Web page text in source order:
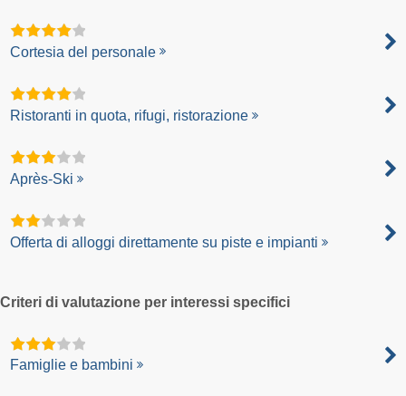
Cortesia del personale
Ristoranti in quota, rifugi, ristorazione
Après-Ski
Offerta di alloggi direttamente su piste e impianti
Criteri di valutazione per interessi specifici
Famiglie e bambini